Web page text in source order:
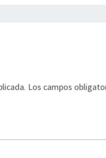
Los campos